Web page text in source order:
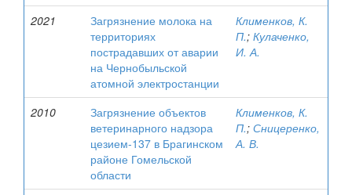
2021
Загрязнение молока на
территориях
пострадавших от аварии
на Чернобыльской
атомной электростанции
Клименков, К.
П.; Кулаченко,
И. А.
2010
Загрязнение объектов
ветеринарного надзора
цезием-137 в Брагинском
районе Гомельской
области
Клименков, К.
П.; Сницеренко,
А. В.